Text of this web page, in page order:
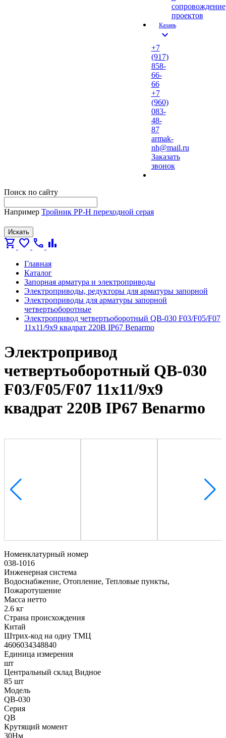
сопровождение
проектов
Казань
expand_more
+7
(917)
858-
66-
66
+7
(960)
083-
48-
87
armak-
nh@mail.ru
Заказать
звонок
Поиск по сайту
Например Тройник PP-H переходной серая
Искать
shopping_cart favorite call bar_chart
Главная
Каталог
Запорная арматура и электроприводы
Электроприводы, редукторы для арматуры запорной
Электроприводы для арматуры запорной
четвертьоборотные
Электропривод четвертьоборотный QB-030 F03/F05/F07
11х11/9х9 квадрат 220В IP67 Benarmo
Электропривод
четвертьоборотный QB-030
F03/F05/F07 11х11/9х9
квадрат 220В IP67 Benarmo
Номенклатурный номер
038-1016
Инженерная система
Водоснабжение, Отопление, Тепловые пункты,
Пожаротушение
Масса нетто
2.6 кг
Страна происхождения
Китай
Штрих-код на одну ТМЦ
4606034348840
Единица измерения
шт
Центральный склад Видное
85 шт
Модель
QB-030
Серия
QB
Крутящий момент
30Нм